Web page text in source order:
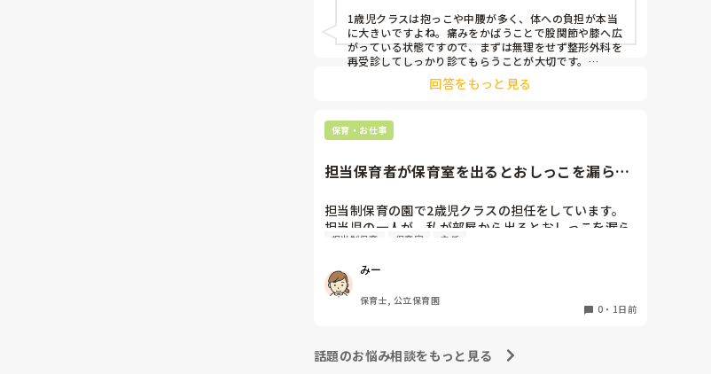
通院して、コルセット、湿布、痛み止め、電気などで
１週間乗り切ったら
週末には、左が痛みだし、これも痛み止めや湿布で抑
えて仕事をしていたら、
股関節、お尻、太もも、膝まで来はじめてしまいまし
ます。
立ち続けると、腰や股関節にきます。
自転車通勤ですが、それも、膝や太ももに痛みが来始
めました。
今は８月。
１週間休んでいます。
家でもやることはあります。
日常生活すら支障をきたすほどになりました。
なので、子ども椅子程度の高さの踏み台に座って、試
してみました。
1歳児クラスは抱っこや中腰が多く、体への負担が本当
に大きいですよね。痛みをかばうことで股関節や膝へ広
がっている状態ですので、まずは無理をせず整形外科を
再受診してしっかり診てもらうことが大切です。
現場復帰の際は、床での立ち座りを避けるために低い椅
子を活用したり、抱っこや重い作業は周囲の先生に相談
に、しっかり休んでくださいね。
回答をもっと見る
保育・お仕事
担当保育者が保育室を出るとおしっこを漏らす
担当制保育の園で2歳児クラスの担任をしています。
担当児の一人が、私が部屋から出るとおしっこを漏ら
すようになりました。
ます。4月から私への執着が強かったのですが、特に
寝かしつけの時に私がそばに行かないと繰り返し大き
い声で呼んだり私が寝かしつけしている子にちょっか
パンツで寝れる子が増えてきて、寝かしつけの時にト
担当制保育 保育室 主任
みー
保育士, 公立保育園
0 ・ 1日前
話題のお悩み相談をもっと見る